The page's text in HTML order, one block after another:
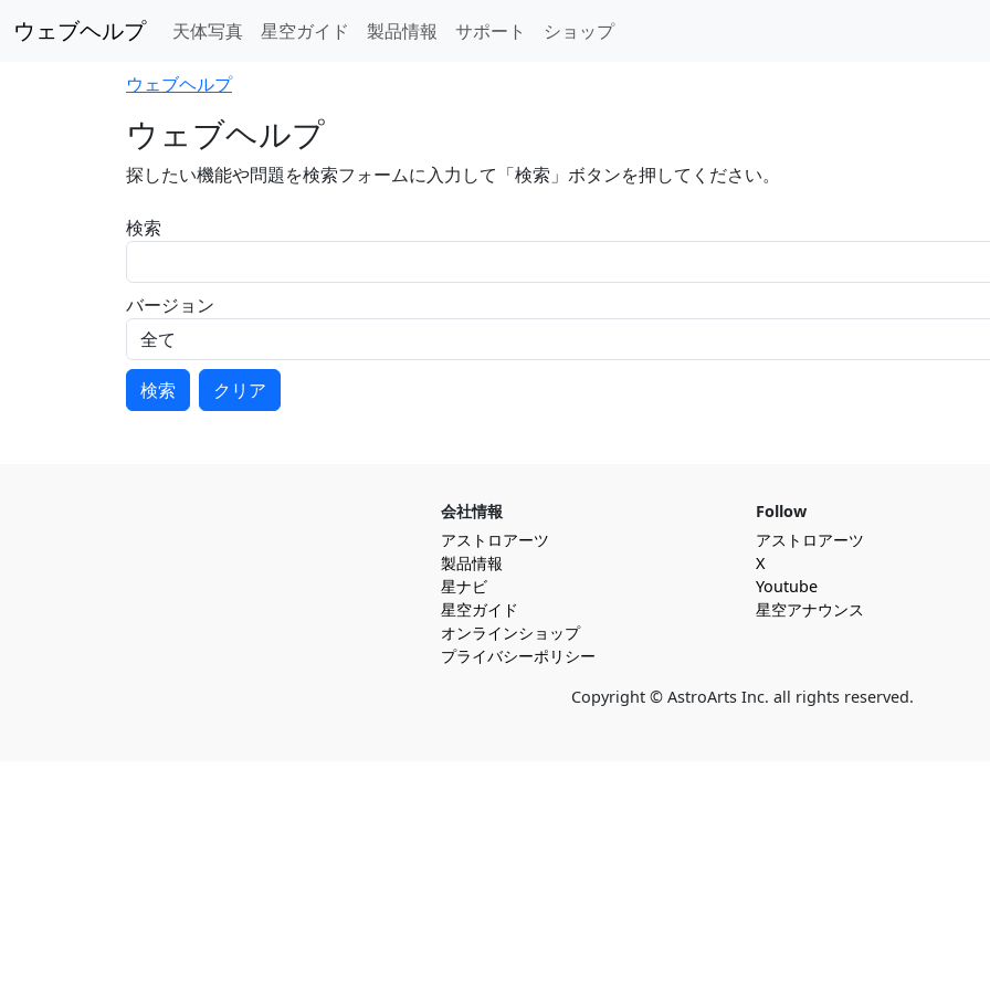
ウェブヘルプ 天体写真 星空ガイド 製品情報 サポート ショップ
ウェブヘルプ
ウェブヘルプ
探したい機能や問題を検索フォームに入力して「検索」ボタンを押してください。
検索
バージョン
検索 クリア
会社情報
アストロアーツ
製品情報
星ナビ
星空ガイド
オンラインショップ
プライバシーポリシー
Follow
アストロアーツ
X
Youtube
星空アナウンス
Copyright © AstroArts Inc. all rights reserved.